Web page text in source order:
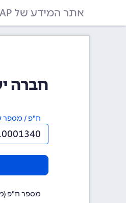
אתר המידע של CAP
חברה
ח"פ / מספר
מספר ח"פ